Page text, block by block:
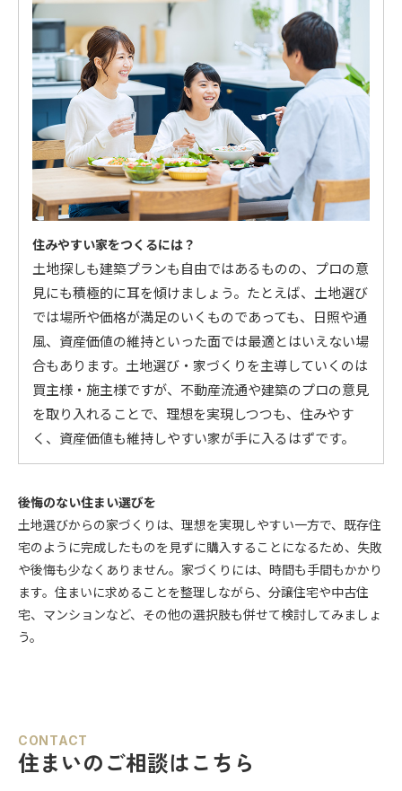
住みやすい家をつくるには？
土地探しも建築プランも自由ではあるものの、プロの意
見にも積極的に耳を傾けましょう。たとえば、土地選び
では場所や価格が満足のいくものであっても、日照や通
風、資産価値の維持といった面では最適とはいえない場
合もあります。土地選び・家づくりを主導していくのは
買主様・施主様ですが、不動産流通や建築のプロの意見
を取り入れることで、理想を実現しつつも、住みやす
く、資産価値も維持しやすい家が手に入るはずです。
後悔のない住まい選びを
土地選びからの家づくりは、理想を実現しやすい一方で、既存住
宅のように完成したものを見ずに購入することになるため、失敗
や後悔も少なくありません。家づくりには、時間も手間もかかり
ます。住まいに求めることを整理しながら、分譲住宅や中古住
宅、マンションなど、その他の選択肢も併せて検討してみましょ
う。
CONTACT
住まいのご相談はこちら